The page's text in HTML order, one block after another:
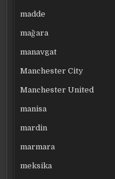
madde
mağara
manavgat
Manchester City
Manchester United
manisa
mardin
marmara
meksika